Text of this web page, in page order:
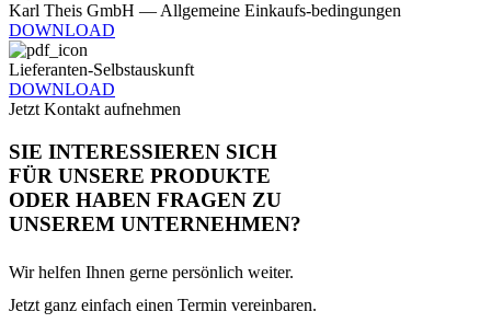
Karl Theis GmbH — All­ge­meine Einkaufs-bedingungen
DOWN­LOAD
Lie­fe­ranten-Selbst­aus­kunft
DOWN­LOAD
Jetzt Kon­takt aufnehmen
SIE INTER­ES­SIEREN SICH
FÜR UNSERE PRO­DUKTE
ODER HABEN FRAGEN ZU
UNSEREM UNTER­NEHMEN?
Wir helfen Ihnen gerne per­sön­lich weiter.
Jetzt ganz ein­fach einen Termin vereinbaren.